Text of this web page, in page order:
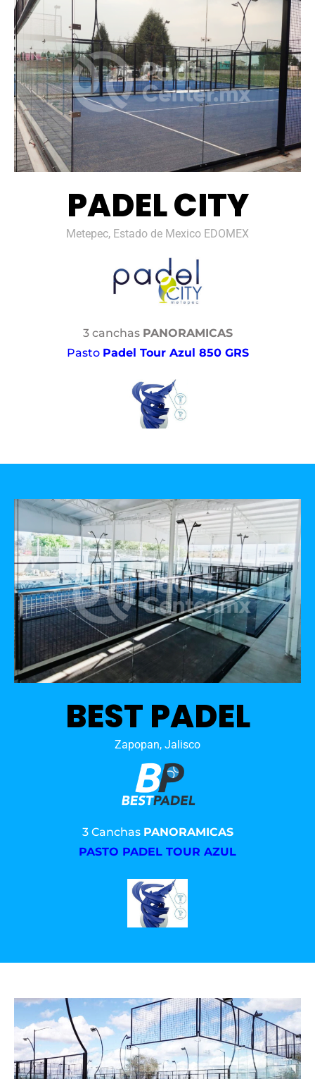
PADEL CITY
Metepec, Estado de Mexico EDOMEX
3 canchas PANORAMICAS
Pasto Padel Tour Azul 850 GRS
BEST PADEL
Zapopan, Jalisco
3 Canchas PANORAMICAS
PASTO PADEL TOUR AZUL